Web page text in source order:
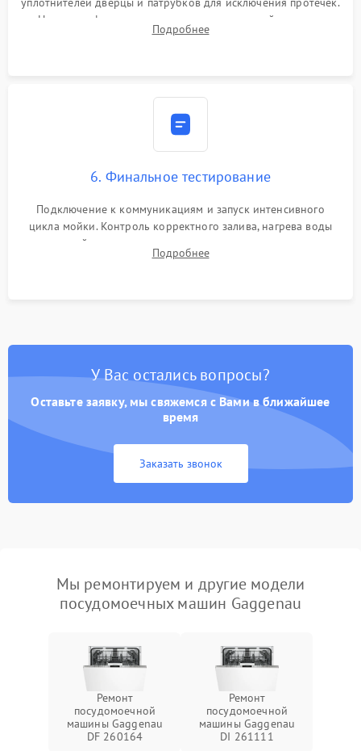
Надежная фиксация хомутов гидравлической системы,
сборка корпуса и установка датчика поплавка.
Подробнее
6. Финальное тестирование
Подключение к коммуникациям и запуск интенсивного
цикла мойки. Контроль корректного залива, нагрева воды
до нужной температуры, отсутствия посторонних шумов,
штатного слива и абсолютной сухости в поддоне.
Подробнее
У Вас остались вопросы?
Оставьте заявку, мы свяжемся с Вами в ближайшее
время
Заказать звонок
Мы ремонтируем и другие модели
посудомоечных машин Gaggenau
Ремонт
посудомоечной
машины Gaggenau
DF 260164
Ремонт
посудомоечной
машины Gaggenau
DI 261111